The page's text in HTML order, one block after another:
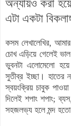
অন্যায়ও করা
এটা একটা
কসম লেখালেখির,
চোখ এড়িয়ে গেলেই
ভুবনটা এলোমেলো
সুতীব্র ইচ্ছা। হাতের
স্বয়ংক্রিয় চাবুক
দিলেই শপাং শপাং;
সহজলভ্য হলে মন্দ